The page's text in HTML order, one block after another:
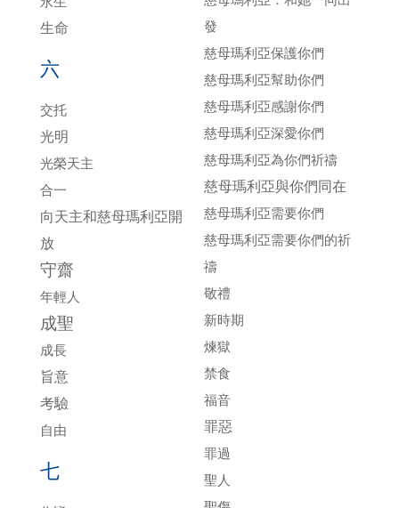
生命
六
交托
光明
光榮天主
合一
向天主和慈母瑪利亞開
放
守齋
年輕人
成聖
成長
旨意
考驗
自由
七
發
慈母瑪利亞保護你們
慈母瑪利亞幫助你們
慈母瑪利亞感謝你們
慈母瑪利亞深愛你們
慈母瑪利亞為你們祈禱
慈母瑪利亞與你們同在
慈母瑪利亞需要你們
慈母瑪利亞需要你們的祈
禱
敬禮
新時期
煉獄
禁食
福音
罪惡
罪過
聖人